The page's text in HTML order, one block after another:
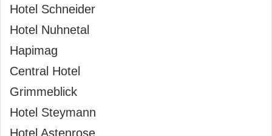
Hotel Schneider
Hotel Nuhnetal
Hapimag
Central Hotel
Grimmeblick
Hotel Steymann
Hotel Astenrose